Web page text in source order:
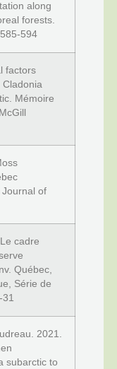
along
forests.
594
factors
Mémoire
of
cadre
Québec,
Série de
31
2021.
subarctic to